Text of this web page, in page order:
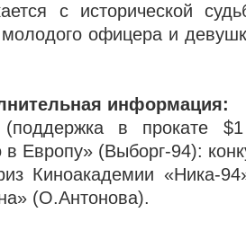
с исторической
офицера и
информация:
в прокате
Европу» (Выборг-94):
Киноакадемии «Ника-
(О.Антонова).